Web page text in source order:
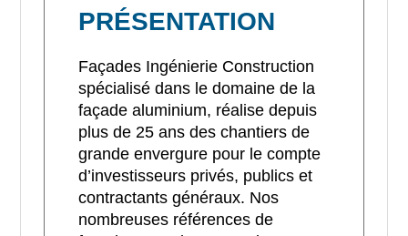
PRÉSENTATION
Façades Ingénierie Construction
spécialisé dans le domaine de la
façade aluminium, réalise depuis
plus de 25 ans des chantiers de
grande envergure pour le compte
d’investisseurs privés, publics et
contractants généraux. Nos
nombreuses références de